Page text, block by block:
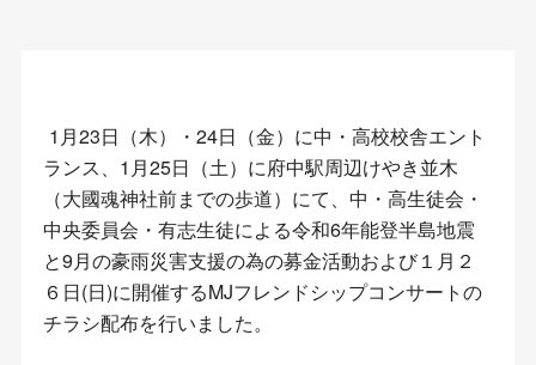
1月23日（木）・24日（金）に中・高校校舎エント
ランス、1月25日（土）に府中駅周辺けやき並木
（大國魂神社前までの歩道）にて、中・高生徒会・
中央委員会・有志生徒による令和6年能登半島地震
と9月の豪雨災害支援の為の募金活動および１月２
６日(日)に開催するMJフレンドシップコンサートの
チラシ配布を行いました。